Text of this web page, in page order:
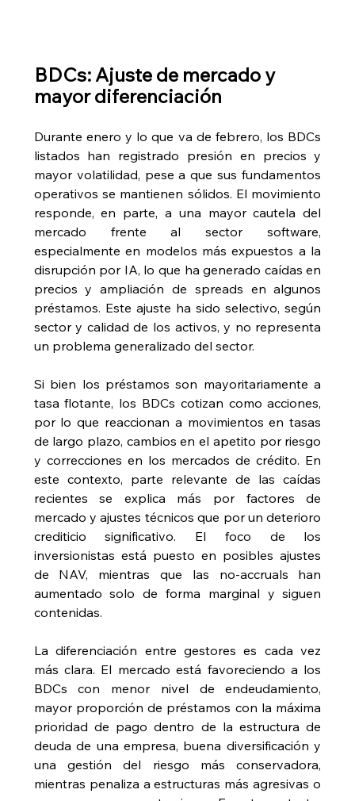
BDCs: Ajuste de mercado y
mayor diferenciación
Durante enero y lo que va de febrero, los BDCs
listados han registrado presión en precios y
mayor volatilidad, pese a que sus fundamentos
operativos se mantienen sólidos. El movimiento
responde, en parte, a una mayor cautela del
mercado frente al sector software,
especialmente en modelos más expuestos a la
disrupción por IA, lo que ha generado caídas en
precios y ampliación de spreads en algunos
préstamos. Este ajuste ha sido selectivo, según
sector y calidad de los activos, y no representa
un problema generalizado del sector.
Si bien los préstamos son mayoritariamente a
tasa flotante, los BDCs cotizan como acciones,
por lo que reaccionan a movimientos en tasas
de largo plazo, cambios en el apetito por riesgo
y correcciones en los mercados de crédito. En
este contexto, parte relevante de las caídas
recientes se explica más por factores de
mercado y ajustes técnicos que por un deterioro
crediticio significativo. El foco de los
inversionistas está puesto en posibles ajustes
de NAV, mientras que las no-accruals han
aumentado solo de forma marginal y siguen
contenidas.
La diferenciación entre gestores es cada vez
más clara. El mercado está favoreciendo a los
BDCs con menor nivel de endeudamiento,
mayor proporción de préstamos con la máxima
prioridad de pago dentro de la estructura de
deuda de una empresa, buena diversificación y
una gestión del riesgo más conservadora,
mientras penaliza a estructuras más agresivas o